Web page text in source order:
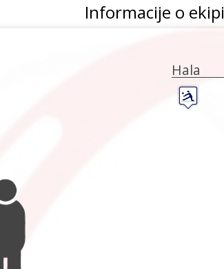
Informacije o ekipi
Hala